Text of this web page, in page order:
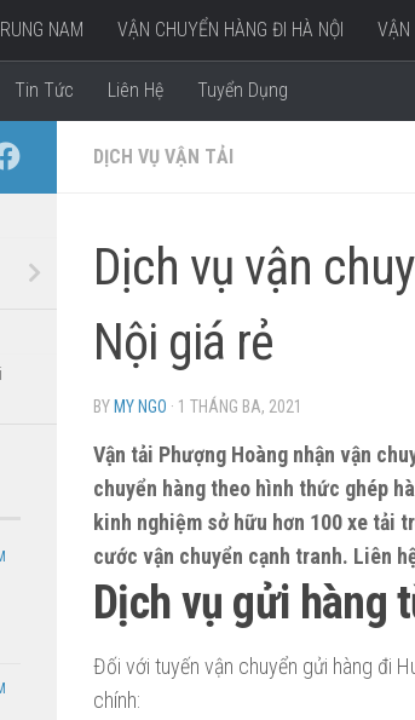
NAM VẬN CHUYỂN HÀNG ĐI HÀ NỘI VẬN
Tin Tức Liên Hệ Tuyển Dụng
DỊCH VỤ VẬN TẢI
Dịch vụ vận
Nội giá rẻ
BY MY NGO · 1 THÁNG BA, 2021
Vận tải Phượng Hoàng nhận vận
chuyển hàng theo hình thức ghép
kinh nghiệm sở hữu hơn 100 xe tải
cước vận chuyển cạnh tranh. Liên
Dịch vụ gửi hàng
Đối với tuyến vận chuyển gửi hàng đi
chính: